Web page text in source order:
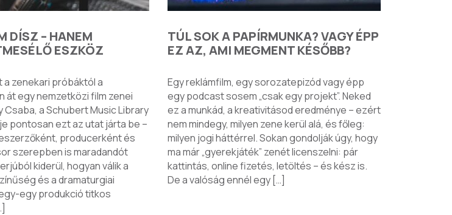
DÍSZ – HANEM
ESZKÖZ
a zenekari próbáktól a
át egy nemzetközi film zenei
Csaba, a Schubert Music Library
pontosan ezt az utat járta be –
producerként és
szerepben is maradandót
kiderül, hogyan válik a
és a dramaturgiai
egy produkció titkos
TÚL SOK A PAPÍRMUNKA? VAGY ÉPP
EZ AZ, AMI MEGMENT KÉSŐBB?
Egy reklámfilm, egy sorozatepizód vagy épp
egy podcast sosem „csak egy projekt”. Neked
ez a munkád, a kreativitásod eredménye – ezért
nem mindegy, milyen zene kerül alá, és főleg:
milyen jogi háttérrel. Sokan gondolják úgy, hogy
ma már „gyerekjáték” zenét licenszelni: pár
kattintás, online fizetés, letöltés – és kész is.
De a valóság ennél egy […]